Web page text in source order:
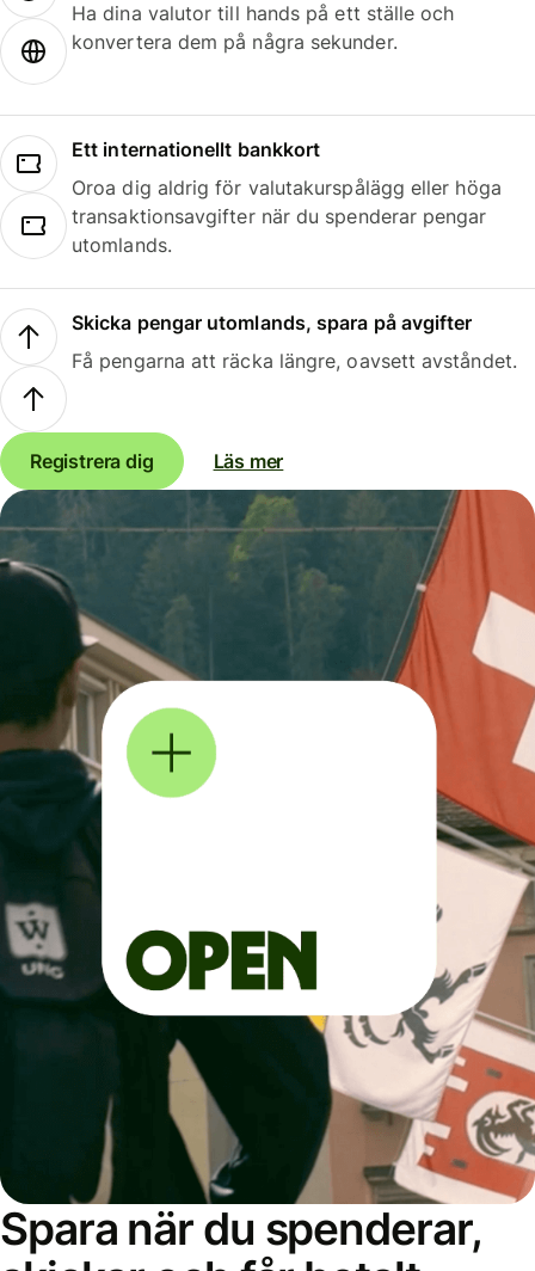
Ha dina valutor till hands på ett ställe och
konvertera dem på några sekunder.
Ett internationellt bankkort
Oroa dig aldrig för valutakurspålägg eller höga
transaktionsavgifter när du spenderar pengar
utomlands.
Skicka pengar utomlands, spara på avgifter
Få pengarna att räcka längre, oavsett avståndet.
Registrera dig Läs mer
Spara när du spenderar,